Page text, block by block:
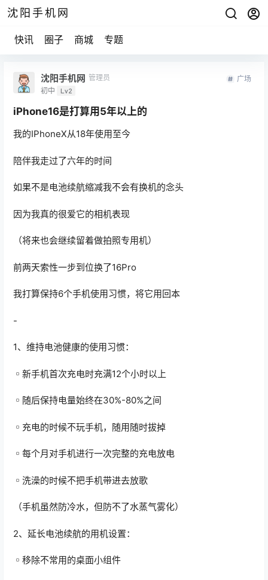
沈阳手机网
快讯 圈子 商城 专题
沈阳手机网 管理员
初中
Lv2
广场
iPhone16是打算用5年以上的
我的IPhoneX从18年使用至今
陪伴我走过了六年的时间
如果不是电池续航缩减我不会有换机的念头
因为我真的很爱它的相机表现
（将来也会继续留着做拍照专用机）
前两天索性一步到位换了16Pro
我打算保持6个手机使用习惯，将它用回本
-
1、维持电池健康的使用习惯：
▫️新手机首次充电时充满12个小时以上
▫️随后保持电量始终在30%-80%之间
▫️充电的时候不玩手机，随用随时拔掉
▫️每个月对手机进行一次完整的充电放电
▫️洗澡的时候不把手机带进去放歌
（手机虽然防冷水，但防不了水蒸气雾化）
2、延长电池续航的用机设置：
▫️移除不常用的桌面小组件